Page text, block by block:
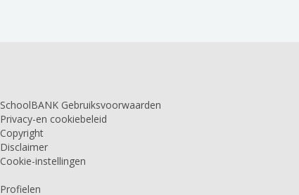
SchoolBANK Gebruiksvoorwaarden
Privacy-en cookiebeleid
Copyright
Disclaimer
Cookie-instellingen
Profielen